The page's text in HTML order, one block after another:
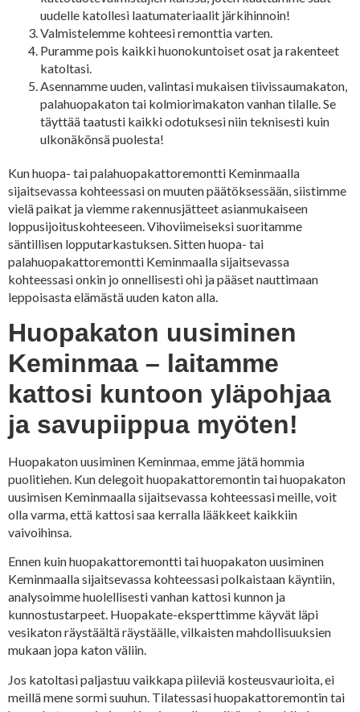
uudelle katollesi laatumateriaalit järkihinnoin!
Valmistelemme kohteesi remonttia varten.
Puramme pois kaikki huonokuntoiset osat ja rakenteet
katoltasi.
Asennamme uuden, valintasi mukaisen tiivissaumakaton,
palahuopakaton tai kolmiorimakaton vanhan tilalle. Se
täyttää taatusti kaikki odotuksesi niin teknisesti kuin
ulkonäkönsä puolesta!
Kun huopa- tai palahuopakattoremontti Keminmaalla
sijaitsevassa kohteessasi on muuten päätöksessään, siistimme
vielä paikat ja viemme rakennusjätteet asianmukaiseen
loppusijoituskohteeseen. Vihoviimeiseksi suoritamme
säntillisen lopputarkastuksen. Sitten huopa- tai
palahuopakattoremontti Keminmaalla sijaitsevassa
kohteessasi onkin jo onnellisesti ohi ja pääset nauttimaan
leppoisasta elämästä uuden katon alla.
Huopakaton uusiminen
Keminmaa – laitamme
kattosi kuntoon yläpohjaa
ja savupiippua myöten!
Huopakaton uusiminen Keminmaa, emme jätä hommia
puolitiehen. Kun delegoit huopakattoremontin tai huopakaton
uusimisen Keminmaalla sijaitsevassa kohteessasi meille, voit
olla varma, että kattosi saa kerralla lääkkeet kaikkiin
vaivoihinsa.
Ennen kuin huopakattoremontti tai huopakaton uusiminen
Keminmaalla sijaitsevassa kohteessasi polkaistaan käyntiin,
analysoimme huolellisesti vanhan kattosi kunnon ja
kunnostustarpeet. Huopakate-eksperttimme käyvät läpi
vesikaton räystäältä räystäälle, vilkaisten mahdollisuuksien
mukaan jopa katon väliin.
Jos katoltasi paljastuu vaikkapa piileviä kosteusvaurioita, ei
meillä mene sormi suuhun. Tilatessasi huopakattoremontin tai